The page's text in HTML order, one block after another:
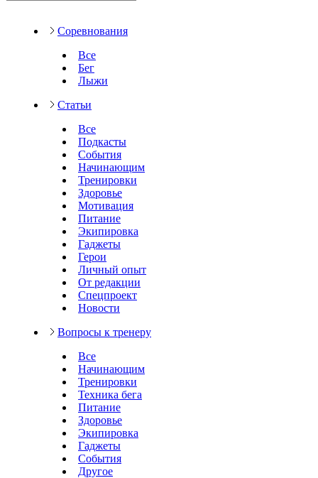
Соревнования
Все
Бег
Лыжи
Статьи
Все
Подкасты
События
Начинающим
Тренировки
Здоровье
Мотивация
Питание
Экипировка
Гаджеты
Герои
Личный опыт
От редакции
Спецпроект
Новости
Вопросы к тренеру
Все
Начинающим
Тренировки
Техника бега
Питание
Здоровье
Экипировка
Гаджеты
События
Другое